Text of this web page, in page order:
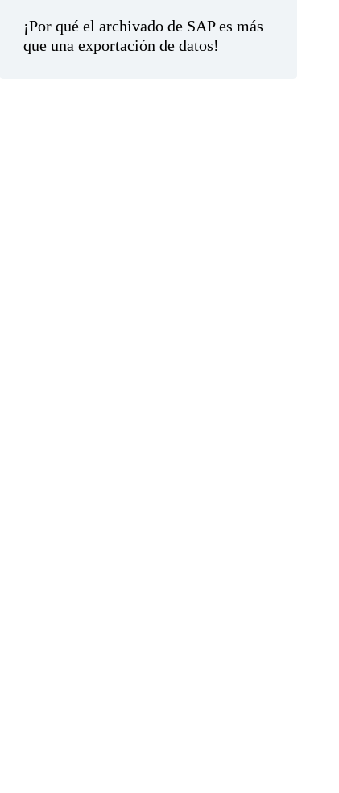
¡Por qué el archivado de SAP es más
que una exportación de datos!